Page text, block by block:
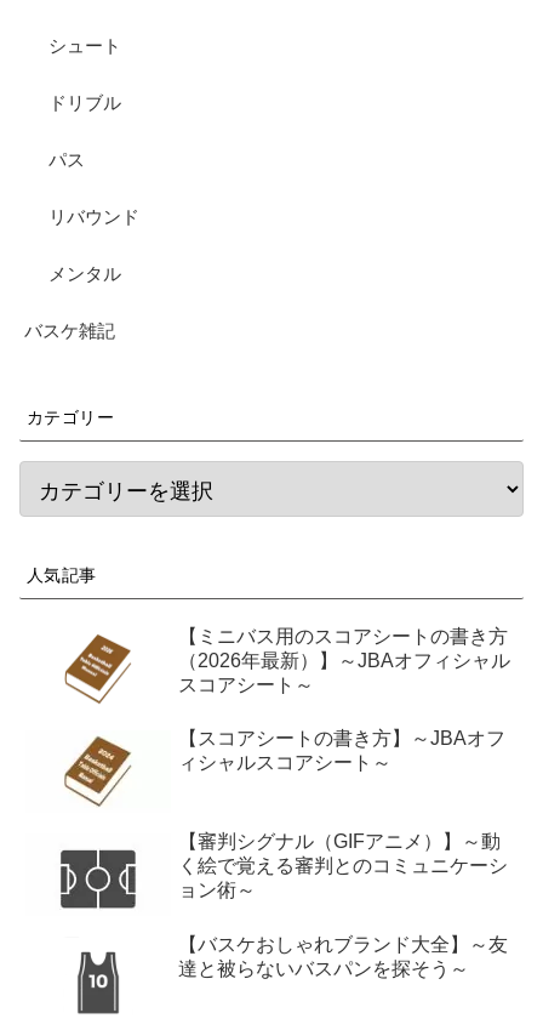
シュート
ドリブル
パス
リバウンド
メンタル
バスケ雑記
カテゴリー
人気記事
【ミニバス用のスコアシートの書き方
（2026年最新）】～JBAオフィシャル
スコアシート～
【スコアシートの書き方】～JBAオフ
ィシャルスコアシート～
【審判シグナル（GIFアニメ）】～動
く絵で覚える審判とのコミュニケーシ
ョン術～
【バスケおしゃれブランド大全】～友
達と被らないバスパンを探そう～